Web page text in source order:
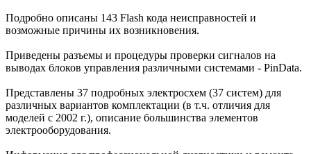
Подробно описаны 143 Flash кода неисправностей и
возможные причины их возникновения.
Приведены разъемы и процедуры проверки сигналов на
выводах блоков управления различными системами - PinData.
Представлены 37 подробных электросхем (37 систем) для
различных вариантов комплектации (в т.ч. отличия для
моделей с 2002 г.), описание большинства элементов
электрооборудования.